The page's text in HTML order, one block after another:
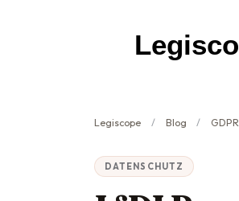
Legiscope Blog GDPR
DATENSCHUTZ